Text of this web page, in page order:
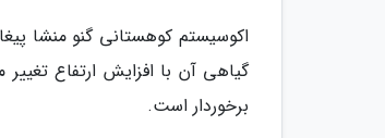
اکوسیستم کوهستانی گنو منشا
گیاهی آن با افزایش ارتفاع
برخوردار است.